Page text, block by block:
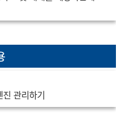
관리하기